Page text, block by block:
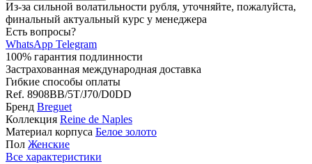
Из-за сильной волатильности рубля, уточняйте, пожалуйста,
финальный актуальный курс у менеджера
Есть вопросы?
WhatsApp Telegram
100% гарантия подлинности
Застрахованная международная доставка
Гибкие способы оплаты
Ref. 8908BB/5T/J70/D0DD
Бренд Breguet
Коллекция Reine de Naples
Материал корпуса Белое золото
Пол Женские
Все характеристики